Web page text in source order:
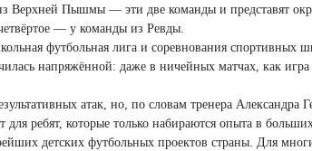
Верхней Пышмы — эти две команды и представят
— у команды из Ревды.
футбольная лига и соревнования спортивных
напряжённой: даже в ничейных матчах, как
атак, но, по словам тренера Александра
для ребят, которые только набираются опыта в
детских футбольных проектов страны. Для